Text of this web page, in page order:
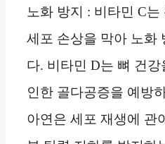
노화 방지 : 비타민 C
세포 손상을 막아 노화
다. 비타민 D는 뼈 건
인한 골다공증을 예방
아연은 세포 재생에 관